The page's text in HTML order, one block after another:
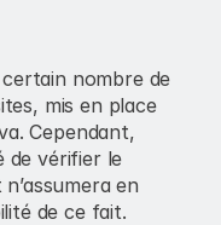
nombre de
mis en place
Cependant,
de vérifier le
en
de ce fait.